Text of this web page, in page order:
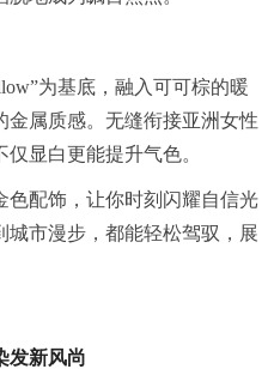
为基底，融入可可棕的暖
属质感。无缝衔接亚洲女性
显白更能提升气色。
色配饰，让你时刻闪耀自信光
市漫步，都能轻松驾驭，展
发新风尚